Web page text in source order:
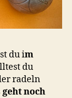
du im
du
radeln
geht noch